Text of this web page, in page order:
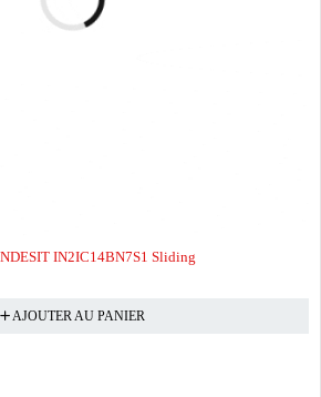
vaisselle encastrable INDESIT IN2IC14BN7S1 Sliding
AJOUTER AU PANIER